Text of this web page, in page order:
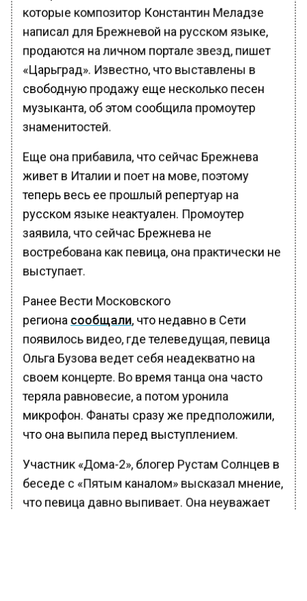
которые композитор Константин Меладзе
написал для Брежневой на русском языке,
продаются на личном портале звезд, пишет
«Царьград». Известно, что выставлены в
свободную продажу еще несколько песен
музыканта, об этом сообщила промоутер
знаменитостей.
Еще она прибавила, что сейчас Брежнева
живет в Италии и поет на мове, поэтому
теперь весь ее прошлый репертуар на
русском языке неактуален. Промоутер
заявила, что сейчас Брежнева не
востребована как певица, она практически не
выступает.
Ранее Вести Московского
региона сообщали, что недавно в Сети
появилось видео, где телеведущая, певица
Ольга Бузова ведет себя неадекватно на
своем концерте. Во время танца она часто
теряла равновесие, а потом уронила
микрофон. Фанаты сразу же предположили,
что она выпила перед выступлением.
Участник «Дома-2», блогер Рустам Солнцев в
беседе с «Пятым каналом» высказал мнение,
что певица давно выпивает. Она неуважает